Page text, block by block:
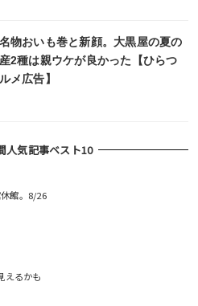
物おいも巻と新顔。大黒屋の夏の
2種は親ウケが良かった【ひらつ
メ広告】
人気記事ベスト10
館。8/26
えるかも